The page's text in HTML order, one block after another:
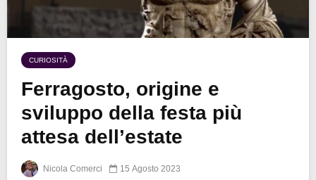
CURIOSITÀ
Ferragosto, origine e
sviluppo della festa più
attesa dell’estate
Nicola Comerci 15 Agosto 2023